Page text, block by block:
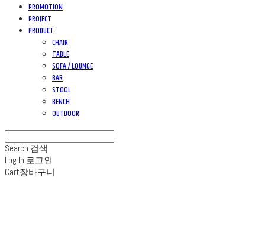
PROMOTION
PROJECT
PRODUCT
CHAIR
TABLE
SOFA / LOUNGE
BAR
STOOL
BENCH
OUTDOOR
Search 검색
Log In 로그인
Cart장바구니